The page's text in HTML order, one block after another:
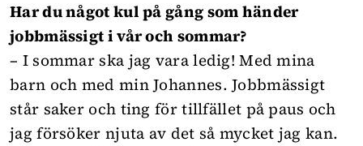
Har du något kul på gång som händer
jobbmässigt i vår och sommar?
– I sommar ska jag vara ledig! Med mina
barn och med min Johannes. Jobbmässigt
står saker och ting för tillfället på paus och
jag försöker njuta av det så mycket jag kan.